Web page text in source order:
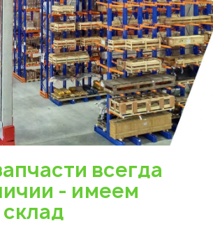
всегда
- имеем